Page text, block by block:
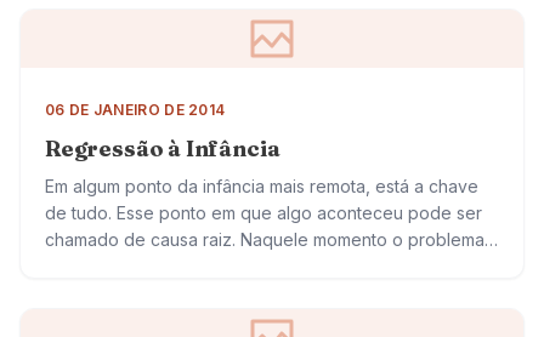
06 DE JANEIRO DE 2014
Regressão à Infância
Em algum ponto da infância mais remota, está a chave
de tudo. Esse ponto em que algo aconteceu pode ser
chamado de causa raiz. Naquele momento o problema